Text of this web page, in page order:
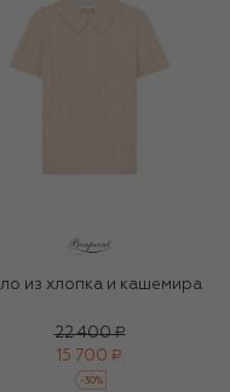
из хлопка и кашемира
22 400 ₽
15 700 ₽
-30%